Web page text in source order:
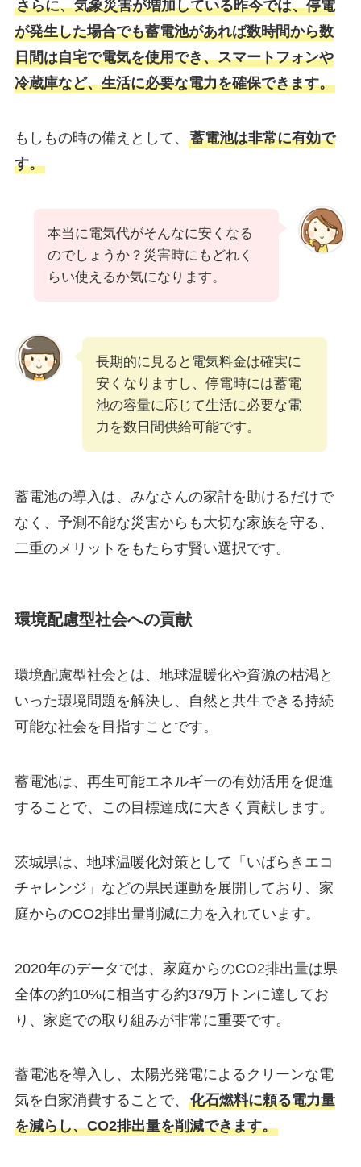
さらに、気象災害が増加している昨今では、停電
が発生した場合でも蓄電池があれば数時間から数
日間は自宅で電気を使用でき、スマートフォンや
冷蔵庫など、生活に必要な電力を確保できます。
もしもの時の備えとして、 蓄電池は非常に有効で
す。
本当に電気代がそんなに安くなる
のでしょうか？災害時にもどれく
らい使えるか気になります。
長期的に見ると電気料金は確実に
安くなりますし、停電時には蓄電
池の容量に応じて生活に必要な電
力を数日間供給可能です。
蓄電池の導入は、みなさんの家計を助けるだけで
なく、予測不能な災害からも大切な家族を守る、
二重のメリットをもたらす賢い選択です。
環境配慮型社会への貢献
環境配慮型社会とは、地球温暖化や資源の枯渇と
いった環境問題を解決し、自然と共生できる持続
可能な社会を目指すことです。
蓄電池は、再生可能エネルギーの有効活用を促進
することで、この目標達成に大きく貢献します。
茨城県は、地球温暖化対策として「いばらきエコ
チャレンジ」などの県民運動を展開しており、家
庭からのCO2排出量削減に力を入れています。
2020年のデータでは、家庭からのCO2排出量は県
全体の約10%に相当する約379万トンに達してお
り、家庭での取り組みが非常に重要です。
蓄電池を導入し、太陽光発電によるクリーンな電
気を自家消費することで、 化石燃料に頼る電力量
を減らし、CO2排出量を削減できます。